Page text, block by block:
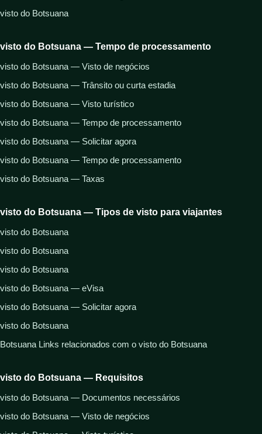
visto do Botsuana
visto do Botsuana — Tempo de processamento
visto do Botsuana — Visto de negócios
visto do Botsuana — Trânsito ou curta estadia
visto do Botsuana — Visto turístico
visto do Botsuana — Tempo de processamento
visto do Botsuana — Solicitar agora
visto do Botsuana — Tempo de processamento
visto do Botsuana — Taxas
visto do Botsuana — Tipos de visto para viajantes
visto do Botsuana
visto do Botsuana
visto do Botsuana
visto do Botsuana — eVisa
visto do Botsuana — Solicitar agora
visto do Botsuana
Botsuana Links relacionados com o visto do Botsuana
visto do Botsuana — Requisitos
visto do Botsuana — Documentos necessários
visto do Botsuana — Visto de negócios